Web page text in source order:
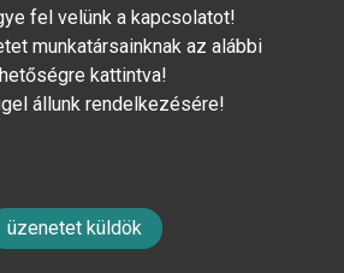
fel velünk a kapcsolatot!
munkatársainknak az alábbi
kattintva!
állunk rendelkezésére!
üzenetet küldök